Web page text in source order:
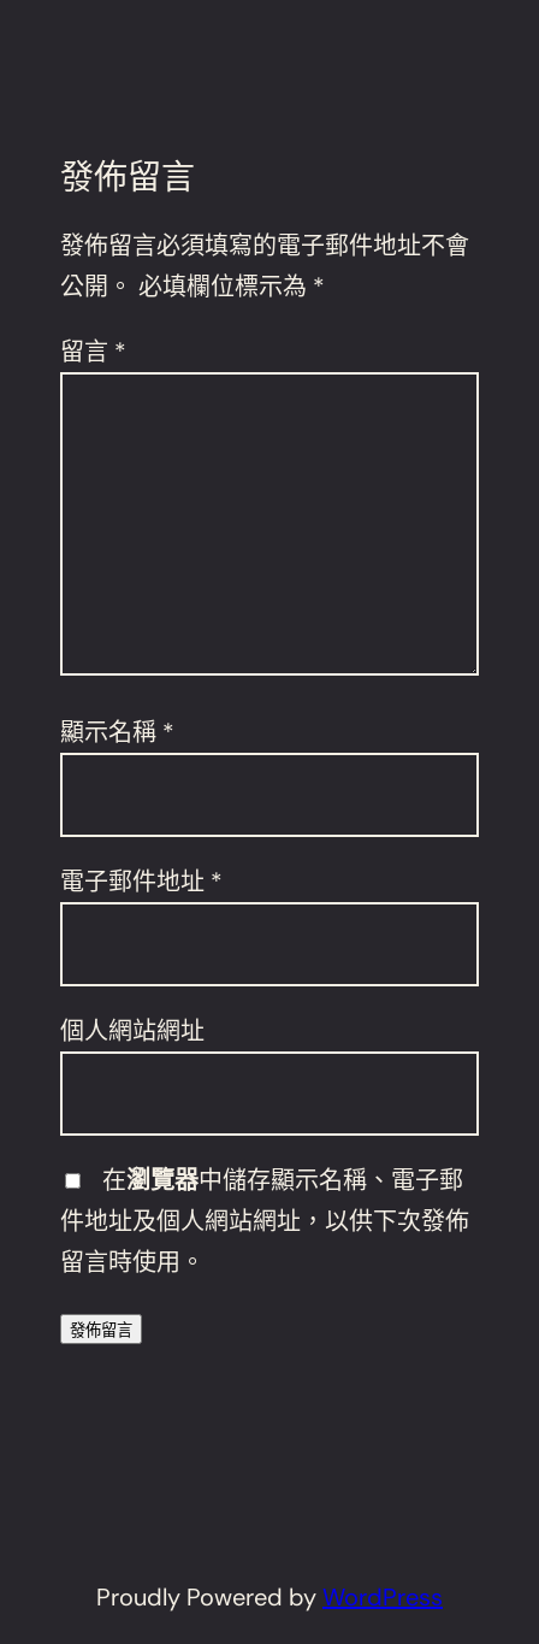
發佈留言
發佈留言必須填寫的電子郵件地址不會
公開。 必填欄位標示為 *
留言 *
顯示名稱 *
電子郵件地址 *
個人網站網址
在瀏覽器中儲存顯示名稱、電子郵
件地址及個人網站網址，以供下次發佈
留言時使用。
Proudly Powered byWordPress